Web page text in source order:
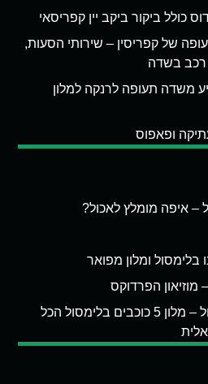
כולל ביקור ביקב יין קפריסאי
של קפריסין – שירותי הסעות,
רכב בשדה
משדה תעופה לרנקה למלון
ופאפוס
– איפה מומלץ לאכול?
בלימסול ומלון מפואר
מוזיאון הפרדוקס
לאונרדו גרנד ריזורט לימסול – מלון 5 כוכבים בלימסול הכל